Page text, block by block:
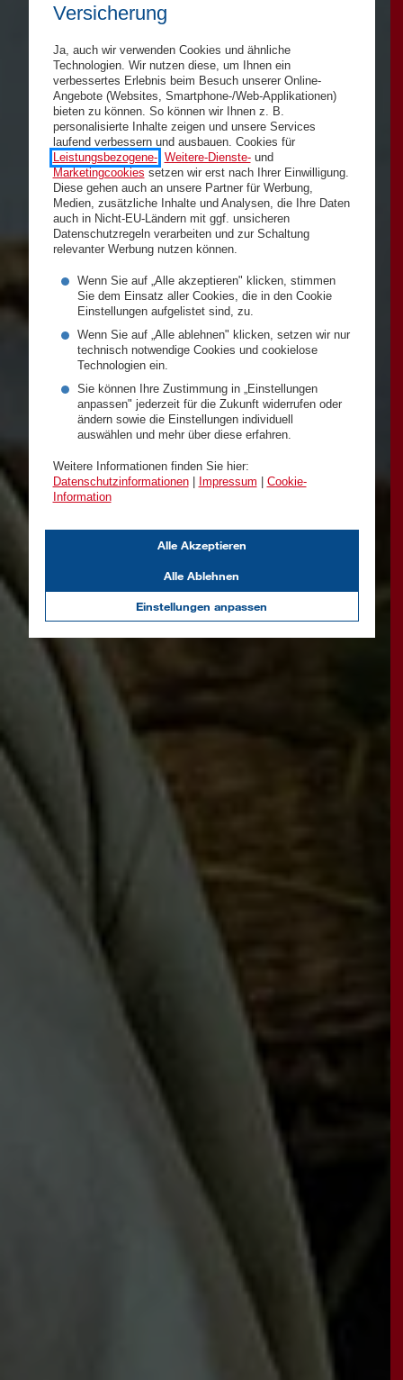
Versicherung
Ja, auch wir verwenden Cookies und ähnliche
Technologien. Wir nutzen diese, um Ihnen ein
verbessertes Erlebnis beim Besuch unserer Online-
Angebote (Websites, Smartphone-/Web-Applikationen)
bieten zu können. So können wir Ihnen z. B.
personalisierte Inhalte zeigen und unsere Services
laufend verbessern und ausbauen. Cookies für
Leistungsbezogene-, Weitere-Dienste-und
Marketingcookies setzen wir erst nach Ihrer Einwilligung.
Diese gehen auch an unsere Partner für Werbung,
Medien, zusätzliche Inhalte und Analysen, die Ihre Daten
auch in Nicht-EU-Ländern mit ggf. unsicheren
Datenschutzregeln verarbeiten und zur Schaltung
relevanter Werbung nutzen können.
Wenn Sie auf „Alle akzeptieren" klicken, stimmen
Sie dem Einsatz aller Cookies, die in den Cookie
Einstellungen aufgelistet sind, zu.
Wenn Sie auf „Alle ablehnen" klicken, setzen wir nur
technisch notwendige Cookies und cookielose
Technologien ein.
Sie können Ihre Zustimmung in „Einstellungen
anpassen" jederzeit für die Zukunft widerrufen oder
ändern sowie die Einstellungen individuell
auswählen und mehr über diese erfahren.
Weitere Informationen finden Sie hier:
Datenschutzinformationen| Impressum
Cookie-
Information
Einstellungen anpassen
Alle Ablehnen
Alle Akzeptieren